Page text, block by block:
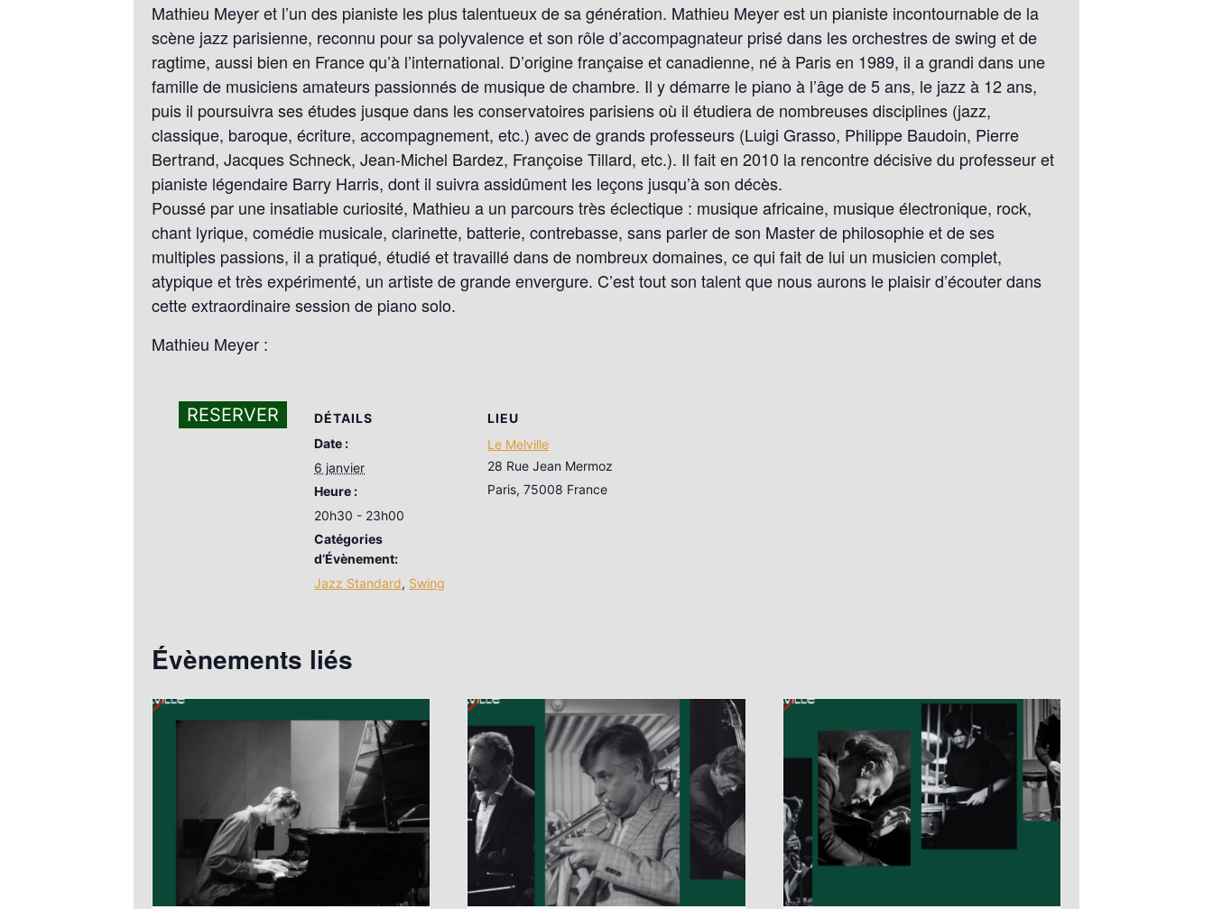
Mathieu Meyer et l’un des pianiste les plus talentueux de sa génération. Mathieu Meyer est un pianiste incontournable de la
scène jazz parisienne, reconnu pour sa polyvalence et son rôle d’accompagnateur prisé dans les orchestres de swing et de
ragtime, aussi bien en France qu’à l’international. D’origine française et canadienne, né à Paris en 1989, il a grandi dans une
famille de musiciens amateurs passionnés de musique de chambre. Il y démarre le piano à l’âge de 5 ans, le jazz à 12 ans,
puis il poursuivra ses études jusque dans les conservatoires parisiens où il étudiera de nombreuses disciplines (jazz,
classique, baroque, écriture, accompagnement, etc.) avec de grands professeurs (Luigi Grasso, Philippe Baudoin, Pierre
Bertrand, Jacques Schneck, Jean-Michel Bardez, Françoise Tillard, etc.). Il fait en 2010 la rencontre décisive du professeur et
pianiste légendaire Barry Harris, dont il suivra assidûment les leçons jusqu’à son décès.
Poussé par une insatiable curiosité, Mathieu a un parcours très éclectique : musique africaine, musique électronique, rock,
chant lyrique, comédie musicale, clarinette, batterie, contrebasse, sans parler de son Master de philosophie et de ses
multiples passions, il a pratiqué, étudié et travaillé dans de nombreux domaines, ce qui fait de lui un musicien complet,
atypique et très expérimenté, un artiste de grande envergure. C’est tout son talent que nous aurons le plaisir d’écouter dans
cette extraordinaire session de piano solo.
Mathieu Meyer :
RESERVER
DÉTAILS
Date :
6 janvier
Heure :
20h30 - 23h00
Catégories
d’Évènement:
Jazz Standard, Swing
LIEU
Le Melville
28 Rue Jean Mermoz
Paris, 75008 France
Évènements liés